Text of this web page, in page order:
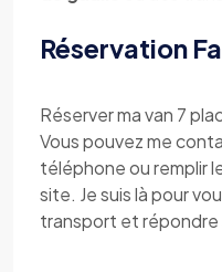
Réservation
Réserver ma van 7
Vous pouvez me
téléphone ou remplir
site. Je suis là pour
transport et